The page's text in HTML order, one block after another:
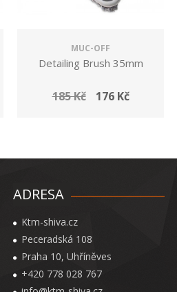
MUC-OFF
Detailing Brush 35mm
185 Kč 176 Kč
ADRESA
Ktm-shiva.cz
Peceradská 108
Praha 10, Uhříněves
+420 778 028 767